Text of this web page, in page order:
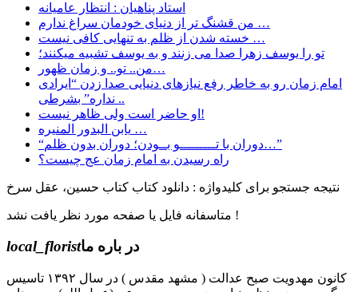
استاد پناهیان : انتظار عامیانه
ﻣﻦ ﻗﺸﻨﮓ ﺗﺮ ﺍﺯ ﺩﻧﯿﺎﯼ ﺧﻮﺩﻣﺎﻥ ﺳﺮﺍﻍ ﻧﺪﺍﺭﻡ …
خسته شدن از ظلم به تنهایی کافی نیست …
تو را یوسف زهرا صدا می زنند و به یوسف تشبیه میکنند؛
من.. تو.. و زمان ظهور…
امام زمان رو به خاطر رفع نیازهای دنیایی صدا زدن “ایرادی
نداره” بشرطی ..
او حاضر است ولی ظاهر نیست!
یابن البدور المنیره …
“دوران با تـــــــــو بــودن؛ دوران بدون ظلم…”
راه رسیدن به امام زمان عج چیست؟
نتیجه جستجو برای کلیدواژه : دانلود کتاب کتاب حسین، عقل سرخ
متاسفانه فایل یا صفحه مورد نظر یافت نشد !
local_floristدر باره ما
کانون مهدویت صبح عدالت ( مشهد مقدس ) در سال ۱۳۹۲ تاسیس